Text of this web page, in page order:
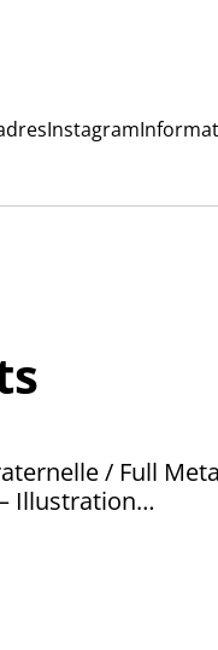
Instagram
/ Full
Illustration